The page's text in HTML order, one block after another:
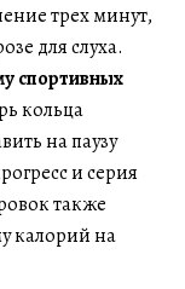
трех минут,
для слуха.
спортивных
кольца
на паузу
и серия
также
калорий на